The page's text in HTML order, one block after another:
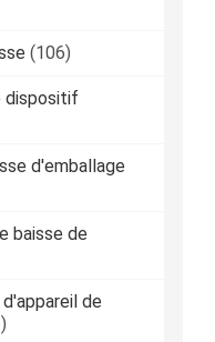
(106)
dispositif
d'emballage
baisse de
de